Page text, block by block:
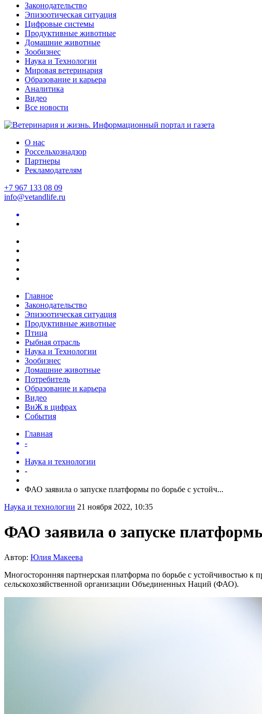
Законодательство
Эпизоотическая ситуация
Цифровые системы
Продуктивные животные
Домашние животные
Зообизнес
Наука и Технологии
Мировая ветеринария
Образование и карьера
Аналитика
Видео
Все новости
О нас
Россельхознадзор
Партнеры
Рекламодателям
+7 967 133 08 09
info@vetandlife.ru
Главное
Законодательство
Эпизоотическая ситуация
Продуктивные животные
Птица
Рыбная отрасль
Наука и Технологии
Зообизнес
Домашние животные
Потребитель
Образование и карьера
Видео
ВиЖ в цифрах
События
Главная
-
Наука и технологии
-
ФАО заявила о запуске платформы по борьбе с устойч...
Наука и технологии 21 ноября 2022, 10:35
ФАО заявила о запуске
Автор: Юлия Макеева
Многосторонняя партнерская платформа по борьбе с устойчивостью
сельскохозяйственной организации Объединенных Наций (ФАО).